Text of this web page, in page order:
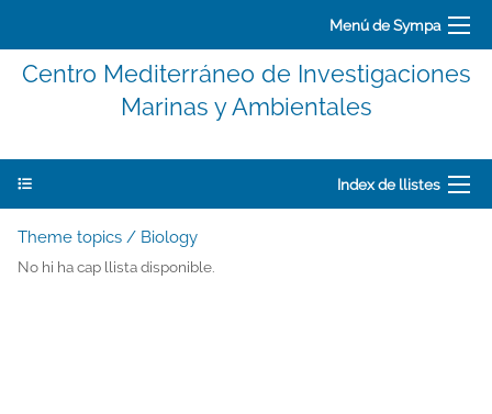
Menú de Sympa
Centro Mediterráneo de Investigaciones
Marinas y Ambientales
Index de llistes
Theme topics / Biology
No hi ha cap llista disponible.